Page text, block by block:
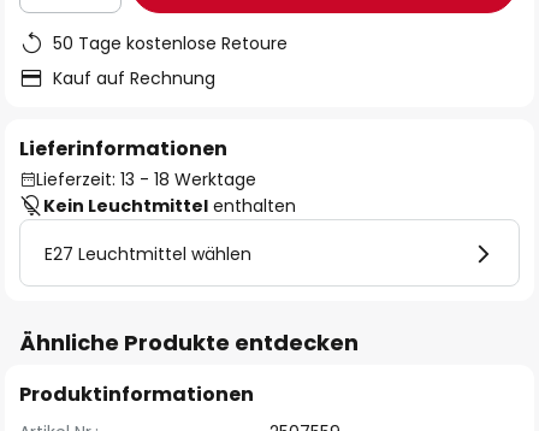
50 Tage kostenlose Retoure
Kauf auf Rechnung
Lieferinformationen
Lieferzeit: 13 - 18 Werktage
Kein Leuchtmittel enthalten
E27 Leuchtmittel wählen
Ähnliche Produkte entdecken
Produktinformationen